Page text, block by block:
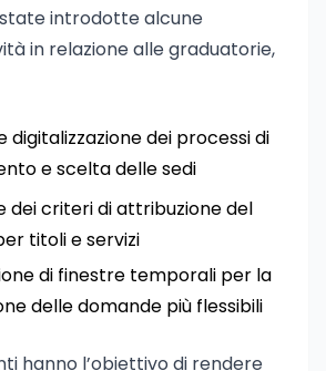
state introdotte alcune
in relazione alle graduatorie,
digitalizzazione dei processi di
e scelta delle sedi
dei criteri di attribuzione del
titoli e servizi
di finestre temporali per la
delle domande più flessibili
hanno l’obiettivo di rendere